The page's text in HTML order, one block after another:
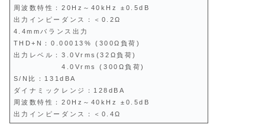
周波数特性：20Hz～40kHz ±0.5dB
出力インピーダンス：＜0.2Ω
4.4mmバランス出力
THD+N：0.00013% (300Ω負荷)
出力レベル：3.0Vrms(32Ω負荷)
4.0Vrms (300Ω負荷)
S/N比：131dBA
ダイナミックレンジ：128dBA
周波数特性：20Hz～40kHz ±0.5dB
出力インピーダンス：＜0.4Ω